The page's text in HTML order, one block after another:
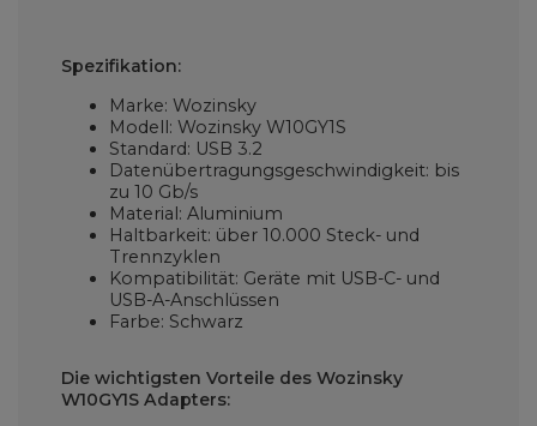
Spezifikation:
Marke: Wozinsky
Modell: Wozinsky W10GY1S
Standard: USB 3.2
Datenübertragungsgeschwindigkeit: bis
zu 10 Gb/s
Material: Aluminium
Haltbarkeit: über 10.000 Steck- und
Trennzyklen
Kompatibilität: Geräte mit USB-C- und
USB-A-Anschlüssen
Farbe: Schwarz
Die wichtigsten Vorteile des Wozinsky
W10GY1S Adapters: